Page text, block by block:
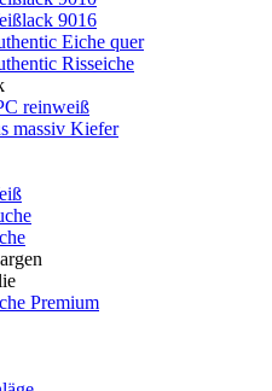
9016
Eiche quer
Risseiche
reinweiß
massiv Kiefer
Premium